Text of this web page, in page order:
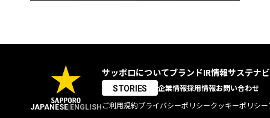
JAPANESE|ENGLISH
サッポロについてブランドIR情報サステナ
STORIES 企業情報採用情報お問い合わせ
ご利用規約プライバシーポリシークッキーポリシー